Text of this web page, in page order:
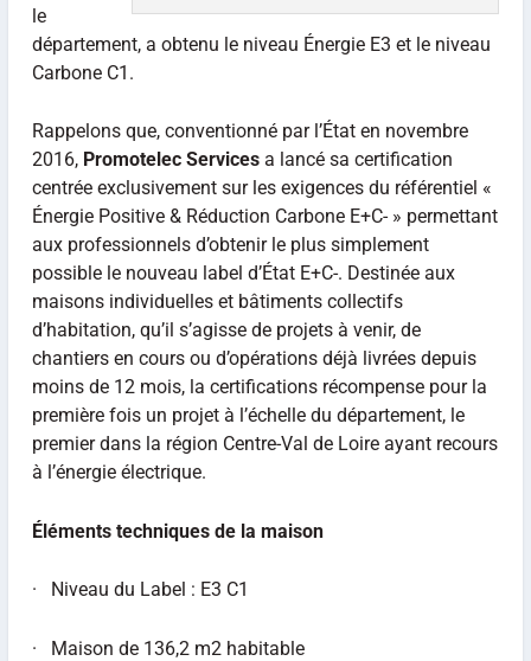
le
département, a obtenu le niveau Énergie E3 et le niveau
Carbone C1.
Rappelons que, conventionné par l’État en novembre
2016, Promotelec Servicesa lancé sa certification
centrée exclusivement sur les exigences du référentiel «
Énergie Positive & Réduction Carbone E+C- » permettant
aux professionnels d’obtenir le plus simplement
possible le nouveau label d’État E+C-. Destinée aux
maisons individuelles et bâtiments collectifs
d’habitation, qu’il s’agisse de projets à venir, de
chantiers en cours ou d’opérations déjà livrées depuis
moins de 12 mois, la certifications récompense pour la
première fois un projet à l’échelle du département, le
premier dans la région Centre-Val de Loire ayant recours
à l’énergie électrique.
Éléments techniques de la maison
· Niveau du Label : E3 C1
· Maison de 136,2 m2 habitable